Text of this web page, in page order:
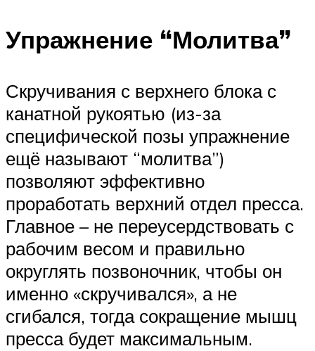
Упражнение “Молитва”
Скручивания с верхнего блока с
канатной рукоятью (из-за
специфической позы упражнение
ещё называют “молитва”)
позволяют эффективно
проработать верхний отдел пресса.
Главное – не переусердствовать с
рабочим весом и правильно
округлять позвоночник, чтобы он
именно «скручивался», а не
сгибался, тогда сокращение мышц
пресса будет максимальным.